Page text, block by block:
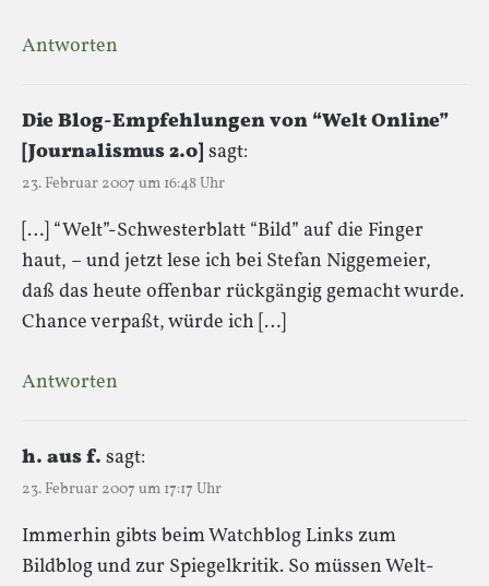
Antworten
Die Blog-Empfehlungen von “Welt Online”
[Journalismus 2.0] sagt:
23. Februar 2007 um 16:48 Uhr
[…] “Welt”-Schwesterblatt “Bild” auf die Finger
haut, – und jetzt lese ich bei Stefan Niggemeier,
daß das heute offenbar rückgängig gemacht wurde.
Chance verpaßt, würde ich […]
Antworten
h. aus f. sagt:
23. Februar 2007 um 17:17 Uhr
Immerhin gibts beim Watchblog Links zum
Bildblog und zur Spiegelkritik. So müssen Welt-